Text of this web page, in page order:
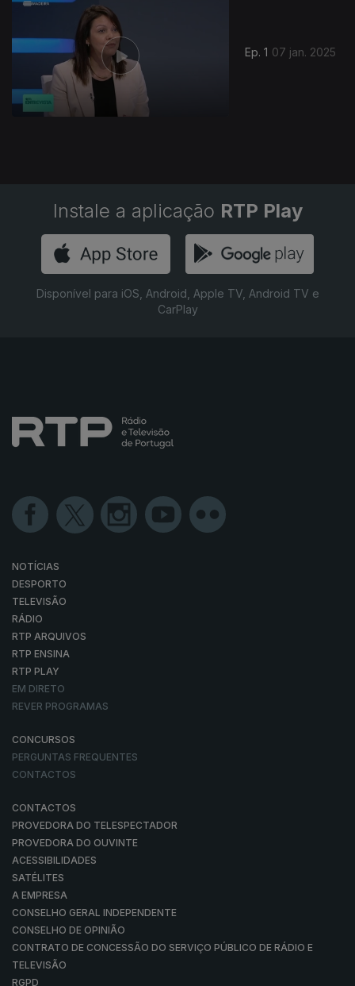
Ep. 1 07 jan. 2025
Instale a aplicação RTP Play
Disponível para iOS, Android, Apple TV, Android TV e
CarPlay
NOTÍCIAS
DESPORTO
TELEVISÃO
RÁDIO
RTP ARQUIVOS
RTP ENSINA
RTP PLAY
EM DIRETO
REVER PROGRAMAS
CONCURSOS
PERGUNTAS FREQUENTES
CONTACTOS
CONTACTOS
PROVEDORA DO TELESPECTADOR
PROVEDORA DO OUVINTE
ACESSIBILIDADES
SATÉLITES
A EMPRESA
CONSELHO GERAL INDEPENDENTE
CONSELHO DE OPINIÃO
CONTRATO DE CONCESSÃO DO SERVIÇO PÚBLICO DE RÁDIO E
TELEVISÃO
RGPD